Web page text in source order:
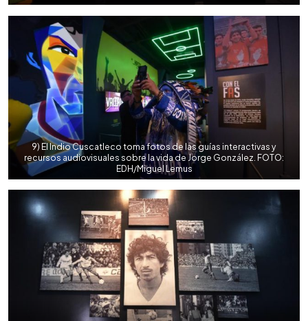
9) El Indio Cuscatleco toma fotos de las guías interactivas y
recursos audiovisuales sobre la vida de Jorge González. FOTO:
EDH/Miguel Lemus